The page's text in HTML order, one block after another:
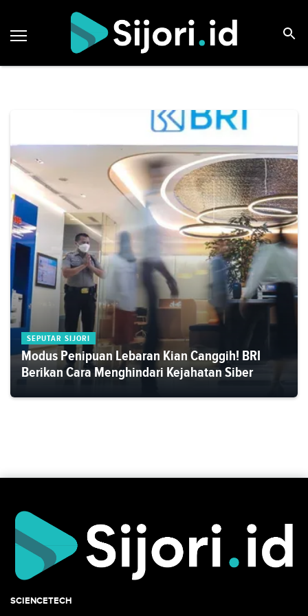
SEPUTAR SIJORI
Modus Penipuan Lebaran Kian Canggih! BRI
Berikan Cara Menghindari Kejahatan Siber
SCIENCETECH